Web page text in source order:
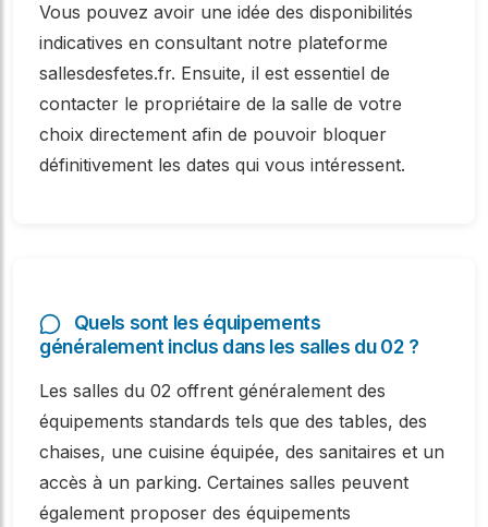
Vous pouvez avoir une idée des disponibilités
indicatives en consultant notre plateforme
sallesdesfetes.fr. Ensuite, il est essentiel de
contacter le propriétaire de la salle de votre
choix directement afin de pouvoir bloquer
définitivement les dates qui vous intéressent.
Quels sont les équipements
généralement inclus dans les salles du 02 ?
Les salles du 02 offrent généralement des
équipements standards tels que des tables, des
chaises, une cuisine équipée, des sanitaires et un
accès à un parking. Certaines salles peuvent
également proposer des équipements